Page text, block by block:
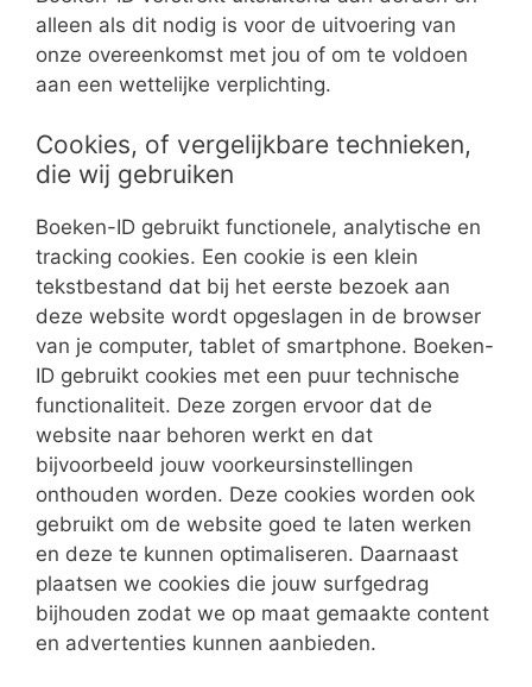
alleen als dit nodig is voor de uitvoering van
onze overeenkomst met jou of om te voldoen
aan een wettelijke verplichting.
Cookies, of vergelijkbare technieken,
die wij gebruiken
Boeken-ID gebruikt functionele, analytische en
tracking cookies. Een cookie is een klein
tekstbestand dat bij het eerste bezoek aan
deze website wordt opgeslagen in de browser
van je computer, tablet of smartphone. Boeken-
ID gebruikt cookies met een puur technische
functionaliteit. Deze zorgen ervoor dat de
website naar behoren werkt en dat
bijvoorbeeld jouw voorkeursinstellingen
onthouden worden. Deze cookies worden ook
gebruikt om de website goed te laten werken
en deze te kunnen optimaliseren. Daarnaast
plaatsen we cookies die jouw surfgedrag
bijhouden zodat we op maat gemaakte content
en advertenties kunnen aanbieden.